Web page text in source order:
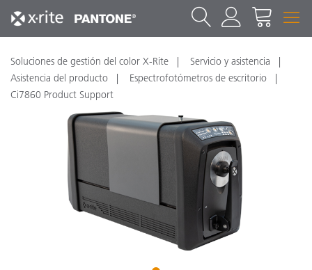
Soluciones de gestión del color X-Rite
Servicio y asistencia
Asistencia del producto
Espectrofotómetros de escritorio
Ci7860 Product Support